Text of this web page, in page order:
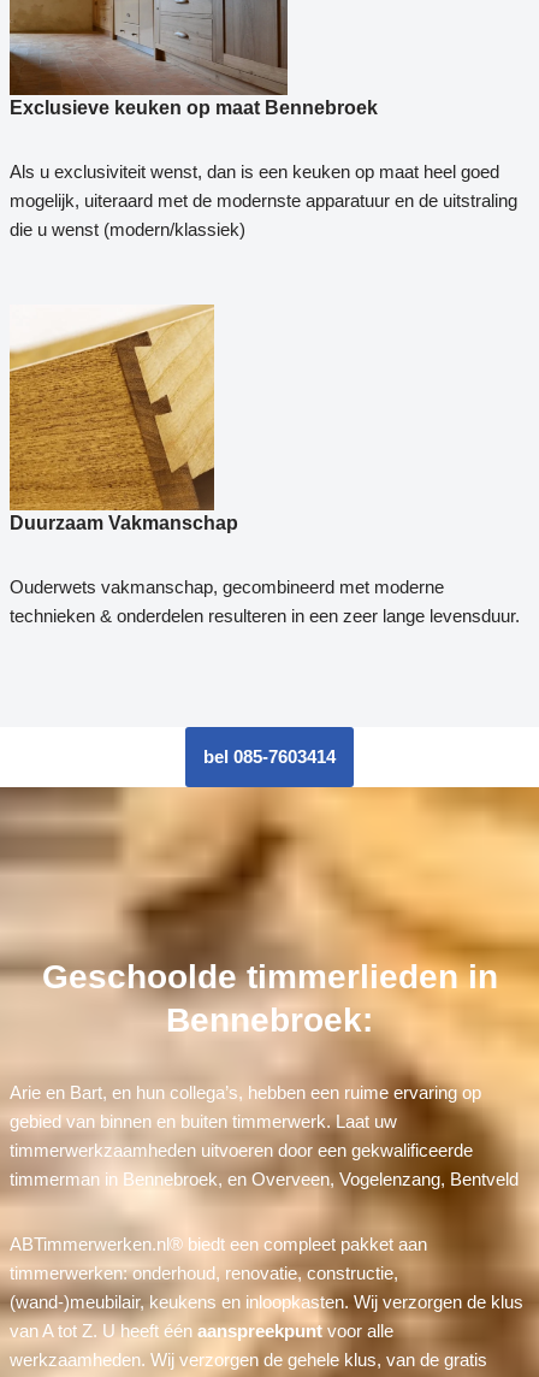
Exclusieve keuken op maat Bennebroek
Als u exclusiviteit wenst, dan is een keuken op maat heel goed
mogelijk, uiteraard met de modernste apparatuur en de uitstraling
die u wenst (modern/klassiek)
Duurzaam Vakmanschap
Ouderwets vakmanschap, gecombineerd met moderne
technieken & onderdelen resulteren in een zeer lange levensduur.
bel 085-7603414
Geschoolde timmerlieden in
Bennebroek:
Arie en Bart, en hun collega’s, hebben een ruime ervaring op
gebied van binnen en buiten timmerwerk. Laat uw
timmerwerkzaamheden uitvoeren door een gekwalificeerde
timmerman in Bennebroek, en Overveen, Vogelenzang, Bentveld
ABTimmerwerken.nl® biedt een compleet pakket aan
timmerwerken: onderhoud, renovatie, constructie,
(wand-)meubilair, keukens en inloopkasten. Wij verzorgen de klus
van A tot Z. U heeft één aanspreekpuntvoor alle
werkzaamheden. Wij verzorgen de gehele klus, van de gratis